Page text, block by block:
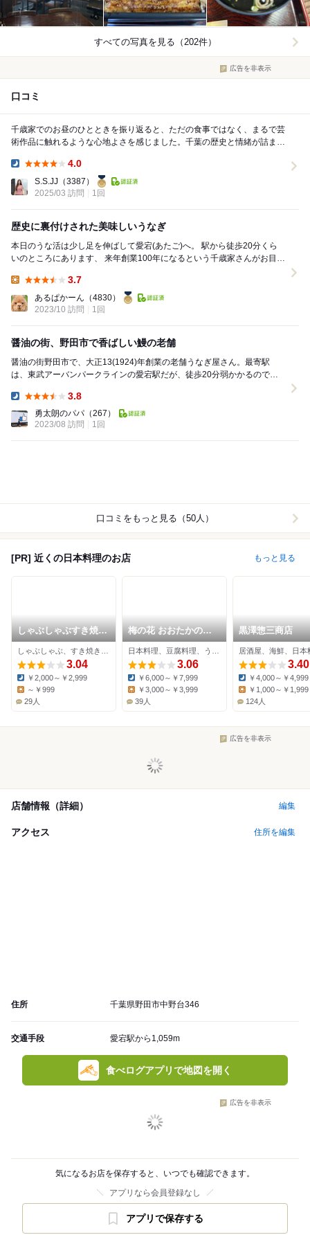
すべての写真を見る（202件）
広告を非表示
口コミ
千歳家でのお昼のひとときを振り返ると、ただの食事ではなく、まるで芸
術作品に触れるような心地よさを感じました。千葉の歴史と情緒が詰まっ
4.0
S.S.JJ （3387）
2025/03 訪問
1回
歴史に裏付けされた美味しいうなぎ
本日のうな活は少し足を伸ばして愛宕(あたご)へ。 駅から徒歩20分くら
いのところにあります、 来年創業100年になるという千歳家さんがお目当
3.7
あるぱかーん （4830）
2023/10 訪問
1回
醤油の街、野田市で香ばしい鰻の老舗
醤油の街野田市で、大正13(1924)年創業の老舗うなぎ屋さん。最寄駅
は、東武アーバンパークラインの愛宕駅だが、徒歩20分弱かかるので、
3.8
勇太朗のパパ （267）
2023/08 訪問
1回
口コミをもっと見る（50人）
[PR] 近くの日本料理のお店 もっと見る
しゃぶしゃぶすき焼ど
ん亭 野田店
3.04
Dinner:
￥2,000～￥2,999
Lunch:
～￥999
29人
梅の花 おおたかの森
店
3.06
Dinner:
￥6,000～￥7,999
Lunch:
￥3,000～￥3,999
39人
黒澤惣三商店
居酒屋、海鮮、日本
3.40
Dinner:
￥4,000～￥4,999
￥1,000～￥1,999
124人
広告を非表示
店舗情報（詳細） 編集
アクセス 住所を編集
住所 千葉県野田市中野台346
交通手段 愛宕駅から1,059m
食べログアプリで地図を開く
広告を非表示
気になるお店を保存すると、いつでも確認できます。
アプリなら会員登録なし
アプリで保存する